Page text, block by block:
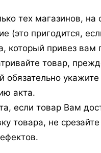
тех магазинов,
(это пригодится,
который привез
товар,
акта.
если товар Вам
товара, не